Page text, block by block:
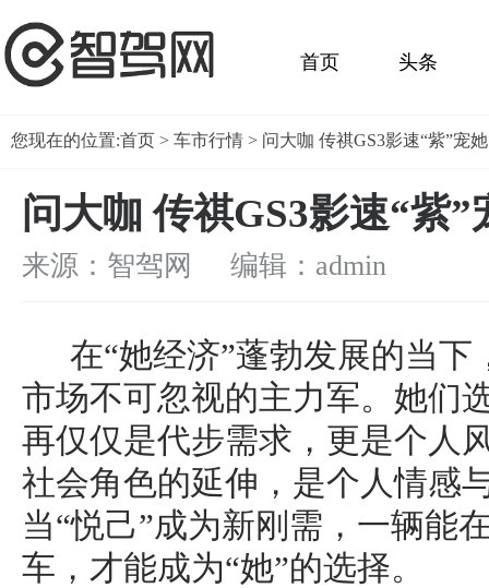
首页 头条
您现在的位置:首页 > 车市行情 > 问大咖 传祺GS3影速“紫”宠
问大咖 传祺GS3影速“紫”
来源：智驾网 编辑：admin
在“她经济”蓬勃发展的当
市场不可忽视的主力军。她们
再仅仅是代步需求，更是个人
社会角色的延伸，是个人情感
当“悦己”成为新刚需，一辆能
车，才能成为“她”的选择。